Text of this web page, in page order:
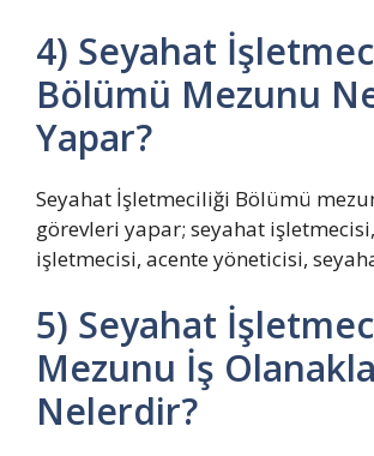
4) Seyahat
Bölümü Mezunu
Yapar?
Seyahat İşletmeciliği Bölümü
görevleri yapar; seyahat
işletmecisi, acente yöneticisi,
5) Seyahat
Mezunu İş
Nelerdir?